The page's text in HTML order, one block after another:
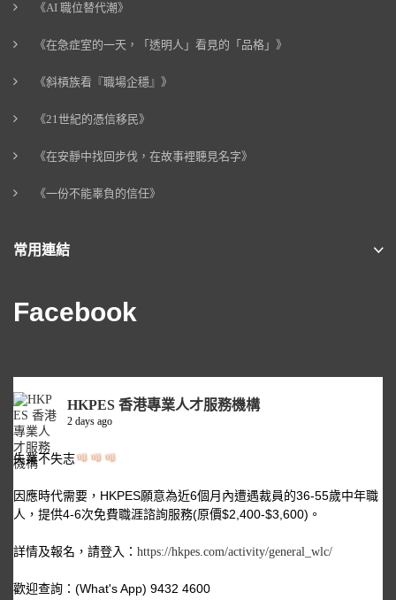
《AI 職位替代潮》
《在急症室的一天，「透明人」看見的「品格」》
《斜槓族看『職場企穩』》
《21世紀的憑信移民》
《在安靜中找回步伐，在故事裡聽見名字》
《一份不能辜負的信任》
常用連結
Facebook
HKPES 香港專業人才服務機構
2 days ago
失業不失志
因應時代需要，HKPES願意為近6個月內遭遇裁員的36-55歲中年職
人，提供4-6次免費職涯諮詢服務(原價$2,400-$3,600)。
詳情及報名，請登入： https://hkpes.com/activity/general_wlc/
歡迎查詢：(What's App) 9432 4600